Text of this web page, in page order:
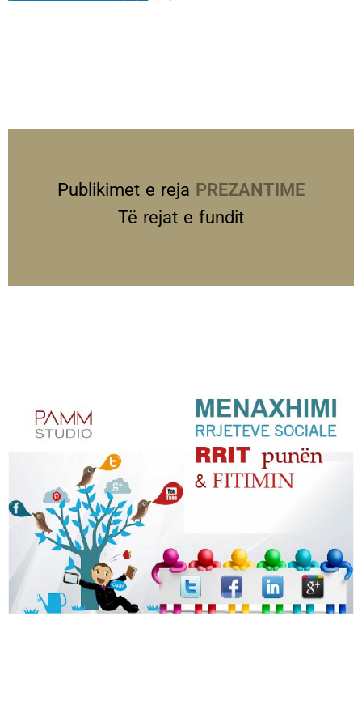
Publikimet e reja PREZANTIME
Të rejat e fundit